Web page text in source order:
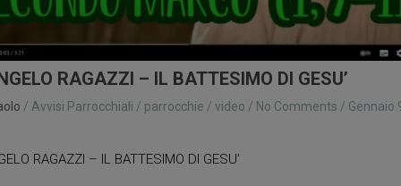
RAGAZZI – IL BATTESIMO DI GESU’
/ Avvisi Parrocchiali / parrocchie / video / No Comments / Gennaio
RAGAZZI – IL BATTESIMO DI GESU’